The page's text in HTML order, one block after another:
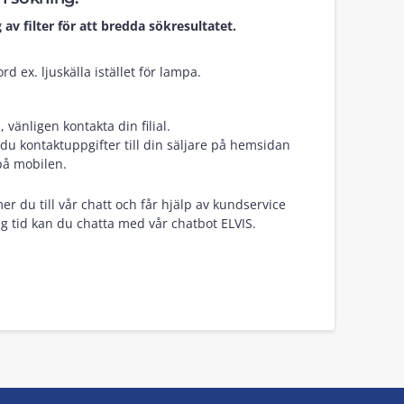
av filter för att bredda sökresultatet.
ex. ljuskälla istället för lampa.
vänligen kontakta din filial.
kontaktuppgifter till din säljare på hemsidan
mobilen.
du till vår chatt och får hjälp av kundservice
tid kan du chatta med vår chatbot ELVIS.